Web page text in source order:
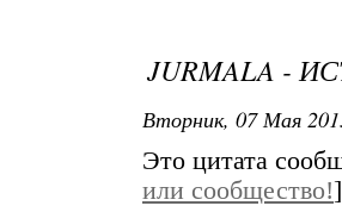
JURMALA -
Вторник, 07 Мая
Это цитата
или сообщество!]